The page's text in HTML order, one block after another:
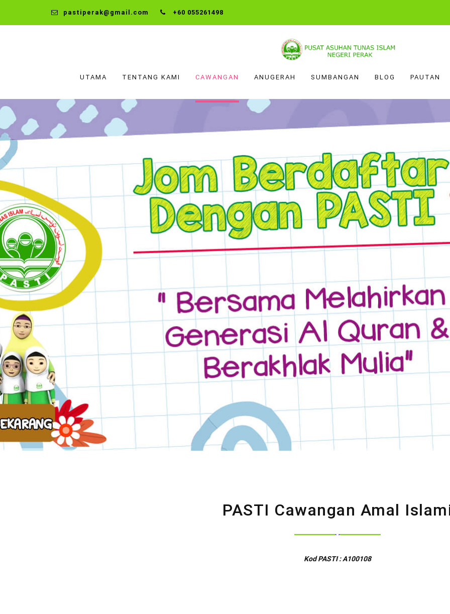
pastiperak@gmail.com +60 055261498
UTAMA TENTANG KAMI CAWANGAN ANUGERAH SUMBANGAN BLOG PAUTAN
PASTI Cawangan Amal
Kod PASTI : A100108